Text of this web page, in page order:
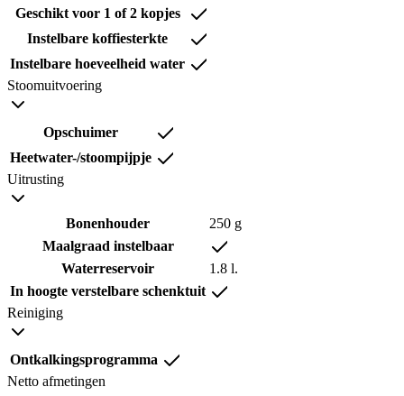
Geschikt voor 1 of 2 kopjes
Instelbare koffiesterkte
Instelbare hoeveelheid water
Stoomuitvoering
Opschuimer
Heetwater-/stoompijpje
Uitrusting
Bonenhouder
250 g
Maalgraad instelbaar
Waterreservoir
1.8 l.
In hoogte verstelbare schenktuit
Reiniging
Ontkalkingsprogramma
Netto afmetingen